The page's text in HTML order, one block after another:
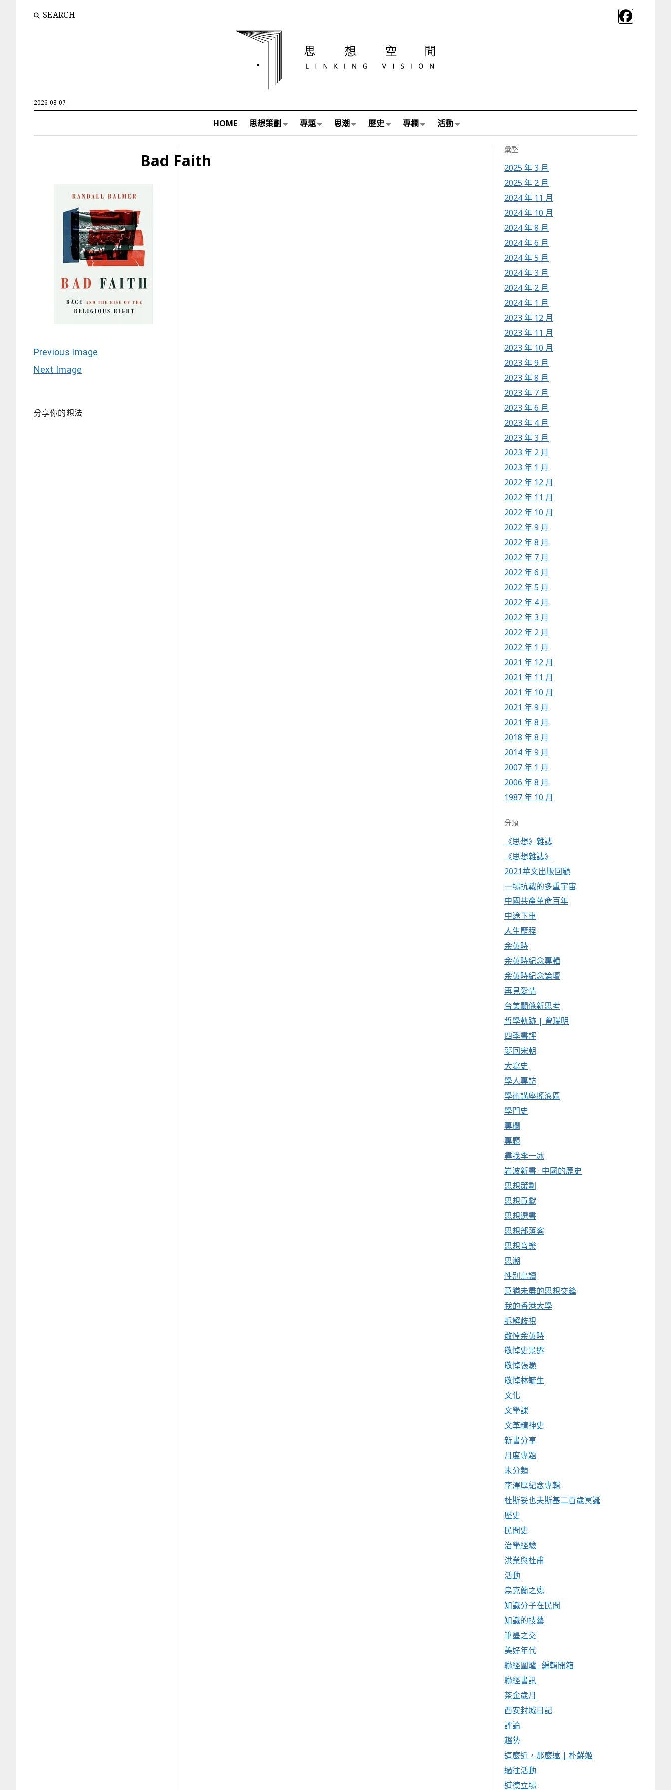
SEARCH
2026-08-07
HOME 思想策劃 專題 思潮 歷史 專欄 活動
Bad Faith
Previous Image
Next Image
分享你的想法
彙整
2025 年 3 月
2025 年 2 月
2024 年 11 月
2024 年 10 月
2024 年 8 月
2024 年 6 月
2024 年 5 月
2024 年 3 月
2024 年 2 月
2024 年 1 月
2023 年 12 月
2023 年 11 月
2023 年 10 月
2023 年 9 月
2023 年 8 月
2023 年 7 月
2023 年 6 月
2023 年 4 月
2023 年 3 月
2023 年 2 月
2023 年 1 月
2022 年 12 月
2022 年 11 月
2022 年 10 月
2022 年 9 月
2022 年 8 月
2022 年 7 月
2022 年 6 月
2022 年 5 月
2022 年 4 月
2022 年 3 月
2022 年 2 月
2022 年 1 月
2021 年 12 月
2021 年 11 月
2021 年 10 月
2021 年 9 月
2021 年 8 月
2018 年 8 月
2014 年 9 月
2007 年 1 月
2006 年 8 月
1987 年 10 月
分類
《思想》雜誌
《思想雜誌》
2021華文出版回顧
一場抗戰的多重宇宙
中國共產革命百年
中途下車
人生歷程
余英時
余英時紀念專輯
余英時紀念論壇
再見愛情
台美關係新思考
哲學軌跡 | 曾瑞明
四季書評
夢回宋朝
大寫史
學人專訪
學術講座搖滾區
學門史
專欄
專題
尋找李一冰
岩波新書 · 中國的歷史
思想策劃
思想貢獻
思想選書
思想部落客
思想音樂
思潮
性別島讀
意猶未盡的思想交鋒
我的香港大學
拆解歧視
敬悼余英時
敬悼史景遷
敬悼張灝
敬悼林毓生
文化
文學課
文革精神史
新書分享
月度專題
未分類
李澤厚紀念專輯
杜斯妥也夫斯基二百歲冥誕
歷史
民間史
治學經驗
洪業與杜甫
活動
烏克蘭之殤
知識分子在民間
知識的技藝
筆墨之交
美好年代
聯經圍爐 · 編輯開箱
聯經書訊
茶金歲月
西安封城日記
評論
趨勢
這麼近，那麼遠 | 朴鮮姬
過往活動
道德立場